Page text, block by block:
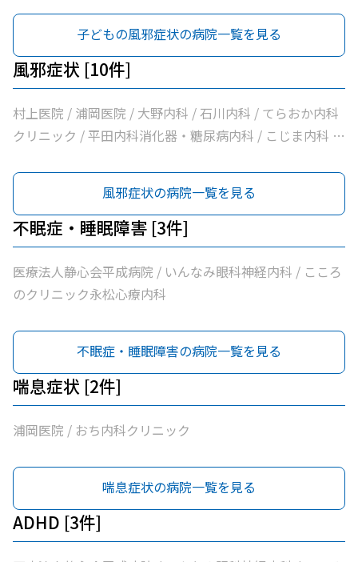
子どもの風邪症状の病院一覧を見る
風邪症状 [10件]
村上医院 / 浦岡医院 / 大野内科 / 石川内科 / てらおか内科
クリニック / 平田内科消化器・糖尿病内科 / こじま内科 /
法人北斗会大洲中央病院
風邪症状の病院一覧を見る
不眠症・睡眠障害 [3件]
医療法人静心会平成病院 / いんなみ眼科神経内科 / こころ
のクリニック永松心療内科
不眠症・睡眠障害の病院一覧を見る
喘息症状 [2件]
浦岡医院 / おち内科クリニック
喘息症状の病院一覧を見る
ADHD [3件]